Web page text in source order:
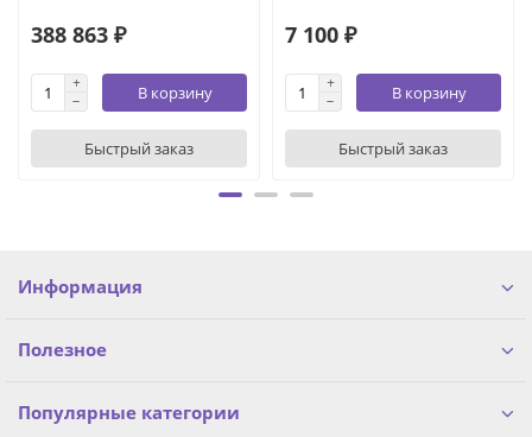
388 863 ₽
В корзину
Быстрый заказ
7 100 ₽
В корзину
Быстрый заказ
Информация
Полезное
Популярные категории